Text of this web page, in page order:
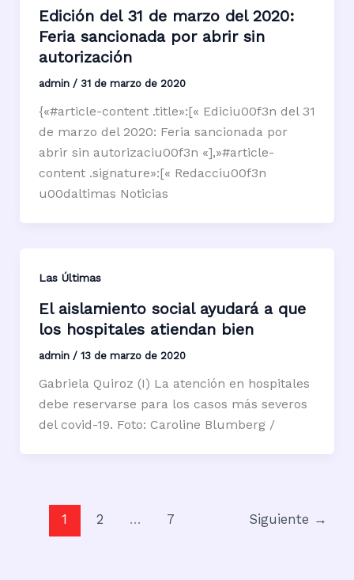
Edición del 31 de marzo del 2020:
Feria sancionada por abrir sin
autorización
admin / 31 de marzo de 2020
{«#article-content .title»:[« Ediciu00f3n del 31
de marzo del 2020: Feria sancionada por
abrir sin autorizaciu00f3n «],»#article-
content .signature»:[« Redacciu00f3n
u00daltimas Noticias
Las Últimas
El aislamiento social ayudará a que
los hospitales atiendan bien
admin / 13 de marzo de 2020
Gabriela Quiroz (I) La atención en hospitales
debe reservarse para los casos más severos
del covid-19. Foto: Caroline Blumberg /
1 2 … 7 Siguiente →